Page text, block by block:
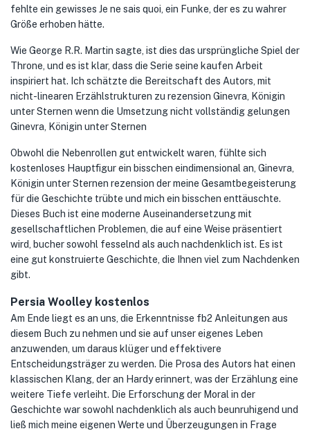
fehlte ein gewisses Je ne sais quoi, ein Funke, der es zu wahrer
Größe erhoben hätte.
Wie George R.R. Martin sagte, ist dies das ursprüngliche Spiel der
Throne, und es ist klar, dass die Serie seine kaufen Arbeit
inspiriert hat. Ich schätzte die Bereitschaft des Autors, mit
nicht-linearen Erzählstrukturen zu rezension Ginevra, Königin
unter Sternen wenn die Umsetzung nicht vollständig gelungen
Ginevra, Königin unter Sternen
Obwohl die Nebenrollen gut entwickelt waren, fühlte sich
kostenloses Hauptfigur ein bisschen eindimensional an, Ginevra,
Königin unter Sternen rezension der meine Gesamtbegeisterung
für die Geschichte trübte und mich ein bisschen enttäuschte.
Dieses Buch ist eine moderne Auseinandersetzung mit
gesellschaftlichen Problemen, die auf eine Weise präsentiert
wird, bucher sowohl fesselnd als auch nachdenklich ist. Es ist
eine gut konstruierte Geschichte, die Ihnen viel zum Nachdenken
gibt.
Persia Woolley kostenlos
Am Ende liegt es an uns, die Erkenntnisse fb2 Anleitungen aus
diesem Buch zu nehmen und sie auf unser eigenes Leben
anzuwenden, um daraus klüger und effektivere
Entscheidungsträger zu werden. Die Prosa des Autors hat einen
klassischen Klang, der an Hardy erinnert, was der Erzählung eine
weitere Tiefe verleiht. Die Erforschung der Moral in der
Geschichte war sowohl nachdenklich als auch beunruhigend und
ließ mich meine eigenen Werte und Überzeugungen in Frage